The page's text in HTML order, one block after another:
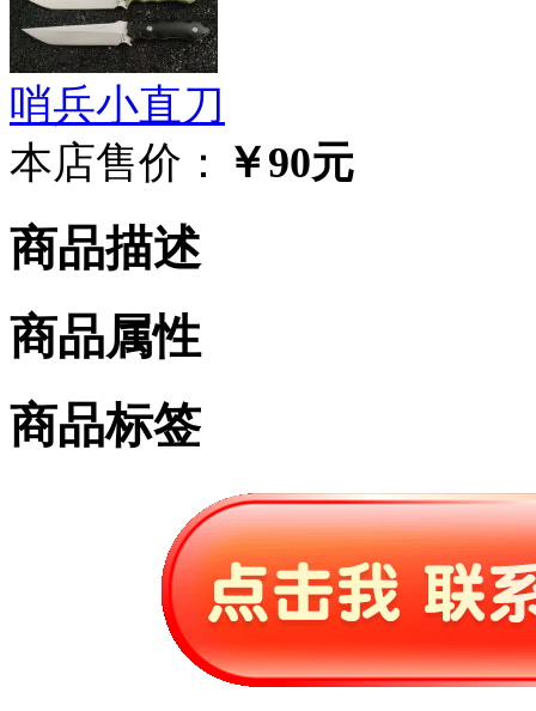
哨兵小直刀
本店售价： ￥90元
商品描述
商品属性
商品标签